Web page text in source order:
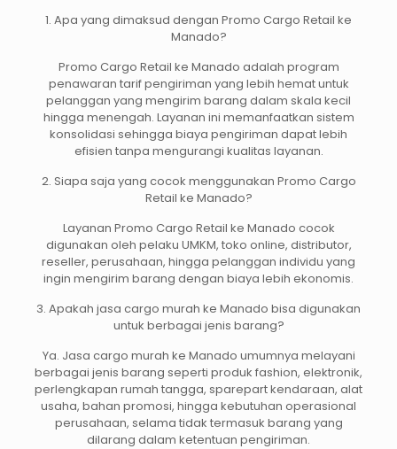
1. Apa yang dimaksud dengan Promo Cargo Retail ke
Manado?
Promo Cargo Retail ke Manado adalah program
penawaran tarif pengiriman yang lebih hemat untuk
pelanggan yang mengirim barang dalam skala kecil
hingga menengah. Layanan ini memanfaatkan sistem
konsolidasi sehingga biaya pengiriman dapat lebih
efisien tanpa mengurangi kualitas layanan.
2. Siapa saja yang cocok menggunakan Promo Cargo
Retail ke Manado?
Layanan Promo Cargo Retail ke Manado cocok
digunakan oleh pelaku UMKM, toko online, distributor,
reseller, perusahaan, hingga pelanggan individu yang
ingin mengirim barang dengan biaya lebih ekonomis.
3. Apakah jasa cargo murah ke Manado bisa digunakan
untuk berbagai jenis barang?
Ya. Jasa cargo murah ke Manado umumnya melayani
berbagai jenis barang seperti produk fashion, elektronik,
perlengkapan rumah tangga, sparepart kendaraan, alat
usaha, bahan promosi, hingga kebutuhan operasional
perusahaan, selama tidak termasuk barang yang
dilarang dalam ketentuan pengiriman.